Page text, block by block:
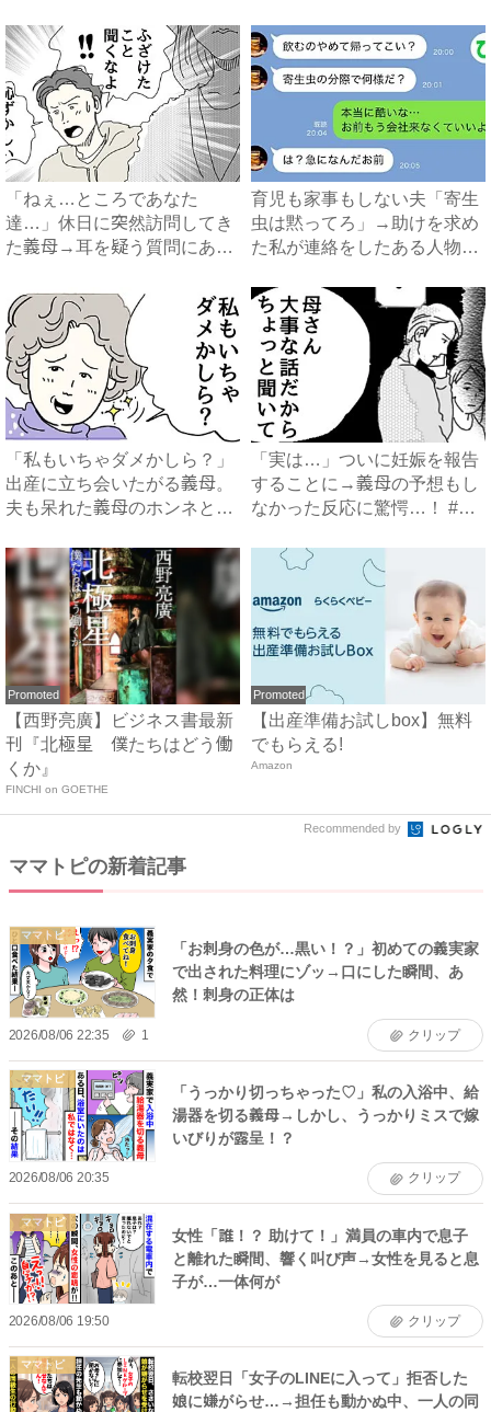
「ねぇ…ところであなた
達…」休日に突然訪問してき
た義母→耳を疑う質問にあ
育児も家事もしない夫「寄生
虫は黙ってろ」→助けを求め
た私が連絡をしたある人物と
「私もいちゃダメかしら？」
出産に立ち会いたがる義母。
夫も呆れた義母のホンネと
「実は…」ついに妊娠を報告
することに→義母の予想もし
なかった反応に驚愕…！ #
Promoted
【西野亮廣】ビジネス書最新
刊『北極星 僕たちはどう働
くか』
FINCHI on GOETHE
Promoted
【出産準備お試しbox】無料
でもらえる!
Amazon
Recommended by
ママトピの新着記事
ママトピ
「お刺身の色が…黒い！？」初めての義実家
で出された料理にゾッ→口にした瞬間、あ
然！刺身の正体は
2026/08/06 22:35 1 クリップ
ママトピ
「うっかり切っちゃった♡」私の入浴中、給
湯器を切る義母→しかし、うっかりミスで嫁
いびりが露呈！？
2026/08/06 20:35 クリップ
ママトピ
女性「誰！？ 助けて！」満員の車内で息子
と離れた瞬間、響く叫び声→女性を見ると息
子が…一体何が
2026/08/06 19:50 クリップ
ママトピ
転校翌日「女子のLINEに入って」拒否した
娘に嫌がらせ…→担任も動かぬ中、一人の同